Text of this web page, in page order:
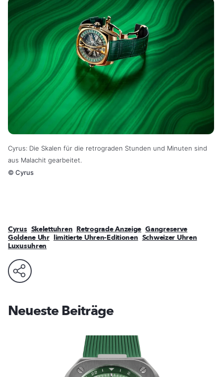
Cyrus: Die Skalen für die retrograden Stunden und Minuten sind
aus Malachit gearbeitet.
© Cyrus
Cyrus Skelettuhren Retrograde Anzeige Gangreserve
Goldene Uhr limitierte Uhren-Editionen Schweizer Uhren
Luxusuhren
Neueste Beiträge